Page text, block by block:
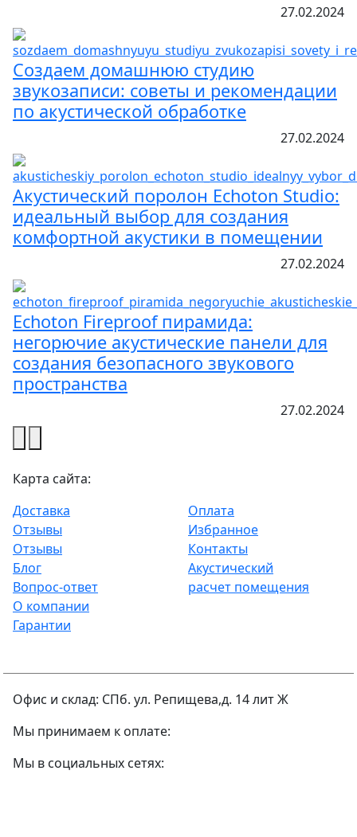
27.02.2024
Создаем домашнюю студию
звукозаписи: советы и рекомендации
по акустической обработке
27.02.2024
Акустический поролон Echoton Studio:
идеальный выбор для создания
комфортной акустики в помещении
27.02.2024
Echoton Fireproof пирамида:
негорючие акустические панели для
создания безопасного звукового
пространства
27.02.2024
Карта сайта:
Доставка
Отзывы
Оплата
Избранное
Отзывы
Блог
Вопрос-ответ
О компании
Гарантии
Контакты
Акустический
расчет помещения
Офис и склад: СПб. ул. Репищева,д. 14 лит Ж
Мы принимаем к оплате:
Мы в социальных сетях: